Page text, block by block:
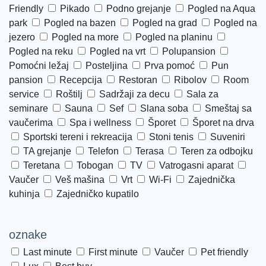
Tripotamosje plaža koja se sastoji iz dva
dela. Neuređenog bez gužve i uređenog isped
kampa Castello. Ova plaža nije puno posećena
i pogodna je za one koji ne žele gužvu na plaži.
Paradisos plažase nalazi u “predgrađu” Neos
Marmarasa i ona više služi gostima koji su
smešteni u apartmanima uz plažu nego
posetiocima sa strane.
Nikiti last minute
Last minute Nikiti ponude itekako su
popularne kod mnogih turista, s obzirom na
Friendly Pikado Podno grejanje
Pogled na Aqua
park
Pogled na bazen Pogled na grad
Pogled na
jezero
Pogled na more
Pogled na planinu
Pogled na reku
Pogled na vrt
Polupansion
Pomoćni ležaj
Posteljina Prva pomoć
Pun
pansion
Recepcija Restoran Ribolov
Room
service
Roštilj Sadržaji za decu
Sala za
seminare
Sauna Sef Slana soba
Smeštaj sa
vaučerima
Spa i wellness Šporet
Šporet na drva
Sportski tereni i rekreacija
Stoni tenis
Suveniri
TA grejanje
Telefon Terasa
Teren za odbojku
Teretana
Tobogan TV
Vatrogasni aparat
Vaučer
Veš mašina Vrt Wi-Fi
Zajednička
kuhinja
Zajedničko kupatilo
oznake
Last minute First minute Vaučer
Pet friendly